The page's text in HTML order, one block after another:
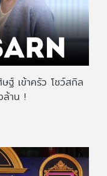
เข้าครัว โชว์สกิล
ล้าน !